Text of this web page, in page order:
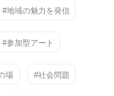
#地域の魅力を発信
#参加型アート
場 #社会問題